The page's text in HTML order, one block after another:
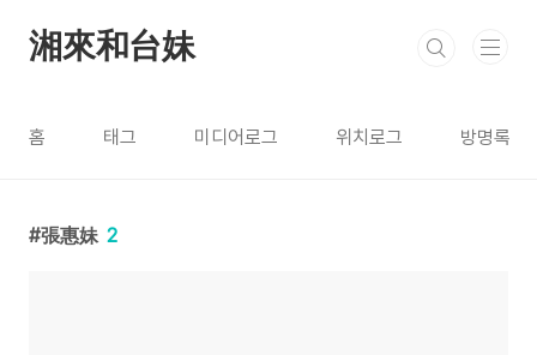
湘來和台妹
홈 태그 미디어로그 위치로그 방명록
張惠妹 2